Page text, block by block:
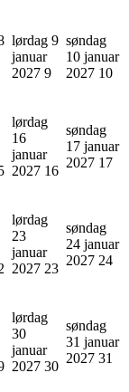
lørdag 9
januar
2027 9
søndag
10 januar
2027 10
lørdag
16
januar
2027 16
søndag
17 januar
2027 17
lørdag
23
januar
2027 23
søndag
24 januar
2027 24
lørdag
30
januar
2027 30
søndag
31 januar
2027 31